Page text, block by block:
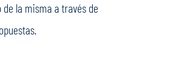
la misma a través de